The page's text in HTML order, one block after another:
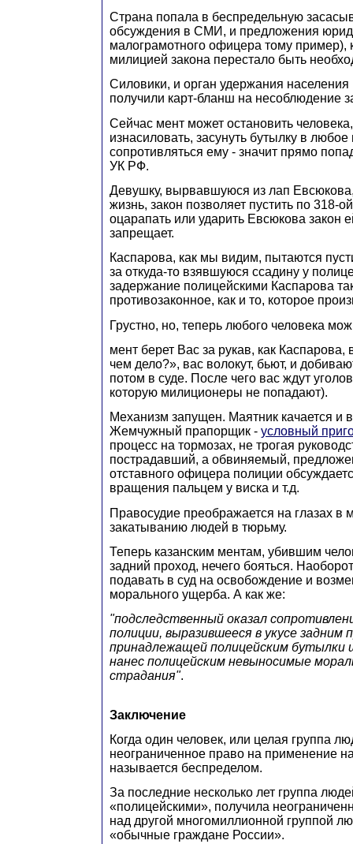
Страна попала в беспредельную
обсуждения в СМИ, и предложения
малограмотного офицера тому пример),
милицией закона перестало быть
Силовики, и орган удержания
получили карт-бланш на несоблюдение
Сейчас мент может остановить
изнасиловать, засунуть бутылку в любое
сопротивляться ему - значит прямо
УК РФ.
Девушку, вырвавшуюся из лап
жизнь, закон позволяет пустить по 318-
оцарапать или ударить Евсюкова закон
запрещает.
Каспарова, как мы видим, пытаются
за откуда-то взявшуюся ссадину у
задержание полицейскими Каспарова
противозаконное, как и то, которое
Грустно, но, теперь любого человека
мент берет Вас за рукав, как
чем дело?», вас волокут, бьют, и
потом в суде. После чего вас ждут
которую милиционеры не попадают).
Механизм запущен. Маятник качается и
Жемчужный прапорщик - условный
процесс на тормозах, не трогая
пострадавший, а обвиняемый,
отставного офицера полиции
вращения пальцем у виска и т.д.
Правосудие преображается на глазах в
закатыванию людей в тюрьму.
Теперь казанским ментам, убившим
задний проход, нечего бояться.
подавать в суд на освобождение и
морального ущерба. А как же:
"подследственный оказал
полиции, выразившееся в укусе задним
принадлежащей полицейским бутылки
нанес полицейским невыносимые
страдания".
Заключение
Когда один человек, или целая группа
неограниченное право на применение
называется беспределом.
За последние несколько лет группа
«полицейскими», получила
над другой многомиллионной группой
«обычные граждане России».